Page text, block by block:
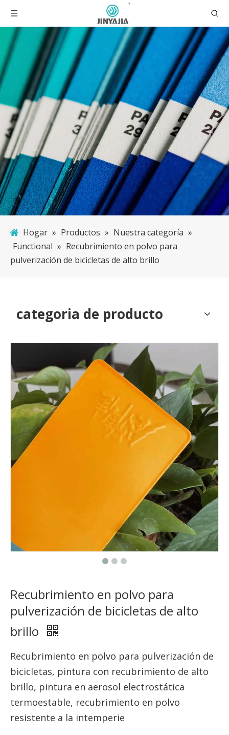
Hogar » Productos » Nuestra categoría »
Functional » Recubrimiento en polvo para
pulverización de bicicletas de alto brillo
categoria de producto
Recubrimiento en polvo para
pulverización de bicicletas de alto
brillo
Recubrimiento en polvo para pulverización de
bicicletas, pintura con recubrimiento de alto
brillo, pintura en aerosol electrostática
termoestable, recubrimiento en polvo
resistente a la intemperie